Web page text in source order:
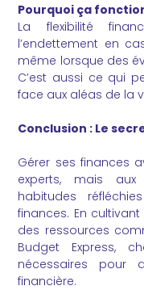
Pourquoi ça
La flexibilité
l’endettement en
même lorsque des
C’est aussi ce qui
face aux aléas de la
Conclusion : Le
Gérer ses finances
experts, mais
habitudes
finances. En
des ressources
Budget Express,
nécessaires pour
financière.